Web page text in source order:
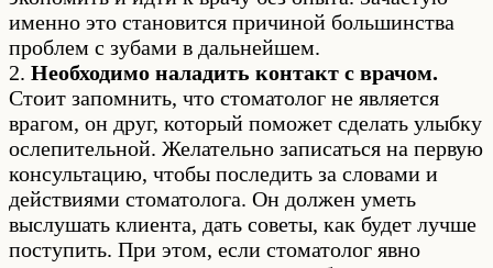
именно это становится причиной большинства
проблем с зубами в дальнейшем.
2. Необходимо наладить контакт с врачом.
Стоит запомнить, что стоматолог не является
врагом, он друг, который поможет сделать улыбку
ослепительной. Желательно записаться на первую
консультацию, чтобы последить за словами и
действиями стоматолога. Он должен уметь
выслушать клиента, дать советы, как будет лучше
поступить. При этом, если стоматолог явно